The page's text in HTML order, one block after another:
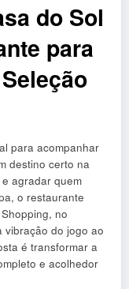
do Sol
para
para acompanhar
destino certo na
agradar quem
o restaurante
no
vibração do jogo ao
é transformar a
e acolhedor